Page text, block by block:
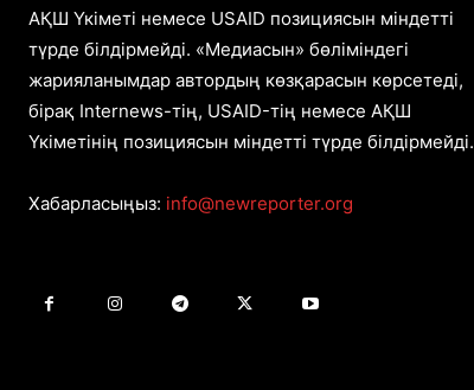
АҚШ Үкіметі немесе USAID позициясын міндетті
түрде білдірмейді. «Медиасын» бөліміндегі
жарияланымдар автордың көзқарасын көрсетеді,
бірақ Internews-тің, USAID-тің немесе АҚШ
Үкіметінің позициясын міндетті түрде білдірмейді.
Хабарласыңыз: info@newreporter.org